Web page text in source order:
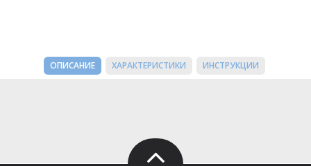
ОПИСАНИЕ ХАРАКТЕРИСТИКИ ИНСТРУКЦИИ